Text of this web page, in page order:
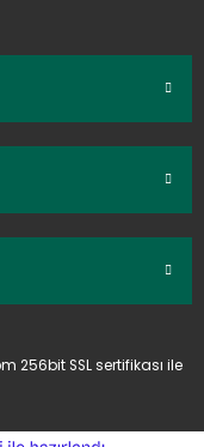
256bit SSL sertifikası ile